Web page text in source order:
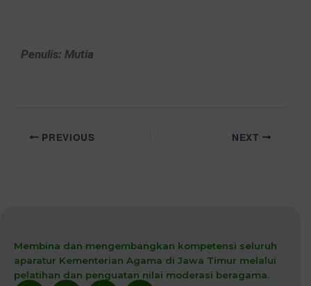
Penulis: Mutia
PREVIOUS NEXT
Membina dan mengembangkan kompetensi seluruh
aparatur Kementerian Agama di Jawa Timur melalui
pelatihan dan penguatan nilai moderasi beragama.